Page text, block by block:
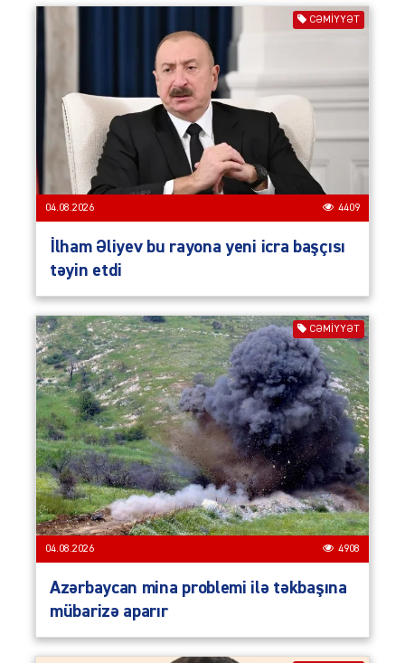
CƏMIYYƏT
04.08.2026 4409
İlham Əliyev bu rayona yeni icra başçısı
təyin etdi
CƏMIYYƏT
04.08.2026 4908
Azərbaycan mina problemi ilə təkbaşına
mübarizə aparır